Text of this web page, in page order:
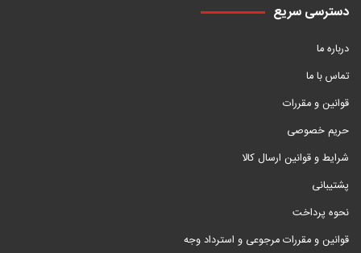
دسترسی سریع
درباره ما
تماس با ما
قوانین و مقررات
حریم خصوصی
شرایط و قوانین ارسال کالا
پشتیبانی
نحوه پرداخت
قوانین و مقررات مرجوعی و استرداد وجه